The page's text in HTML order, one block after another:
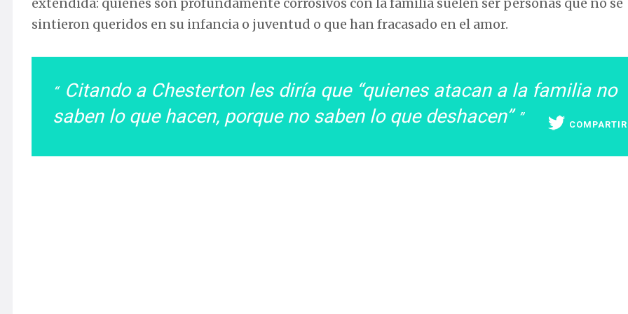
sintieron queridos en su infancia o juventud o que han fracasado en el amor.
Citando a Chesterton les diría que “quienes atacan a la familia no
saben lo que hacen, porque no saben lo que deshacen”